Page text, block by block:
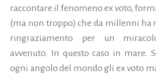
raccontare il fenomeno ex voto,
(ma non troppo) che da millenni ha
ringraziamento per un
avvenuto. In questo caso in mare.
ogni angolo del mondo gli ex voto